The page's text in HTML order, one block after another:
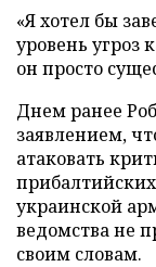
«Я хотел бы
уровень угроз
он просто
Днем ранее
заявлением,
атаковать
украинской
ведомства не
своим словам.